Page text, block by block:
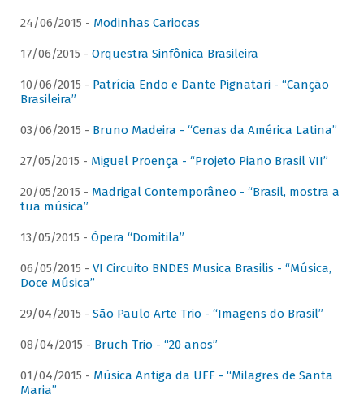
24/06/2015 - Modinhas Cariocas
17/06/2015 - Orquestra Sinfônica Brasileira
10/06/2015 - Patrícia Endo e Dante Pignatari - “Canção
Brasileira”
03/06/2015 - Bruno Madeira - “Cenas da América Latina”
27/05/2015 - Miguel Proença - “Projeto Piano Brasil VII”
20/05/2015 - Madrigal Contemporâneo - “Brasil, mostra a
tua música”
13/05/2015 - Ópera “Domitila”
06/05/2015 - VI Circuito BNDES Musica Brasilis - “Música,
Doce Música”
29/04/2015 - São Paulo Arte Trio - “Imagens do Brasil”
08/04/2015 - Bruch Trio - “20 anos”
01/04/2015 - Música Antiga da UFF - “Milagres de Santa
Maria”